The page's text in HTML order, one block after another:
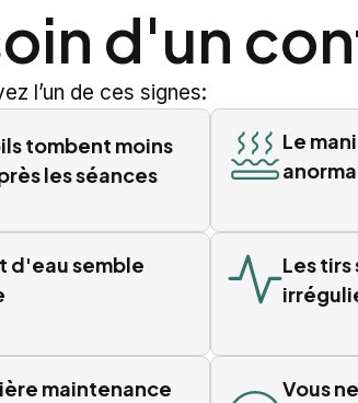
d'un
l’un de ces signes:
tombent moins
les séances
Le
d'eau semble
Les tirs
maintenance
Vous